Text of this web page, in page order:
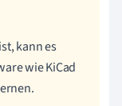
kann es
wie KiCad